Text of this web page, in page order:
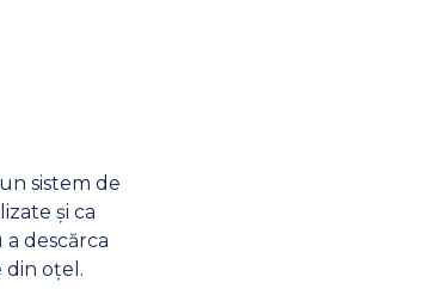
sistem de
și ca
descărca
din oțel.